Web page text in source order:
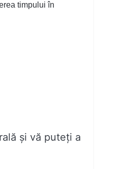
timpului în
și vă puteți a